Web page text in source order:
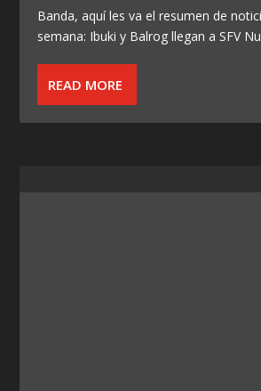
Banda, aquí les va el resumen de
semana: Ibuki y Balrog llegan a SFV
READ MORE